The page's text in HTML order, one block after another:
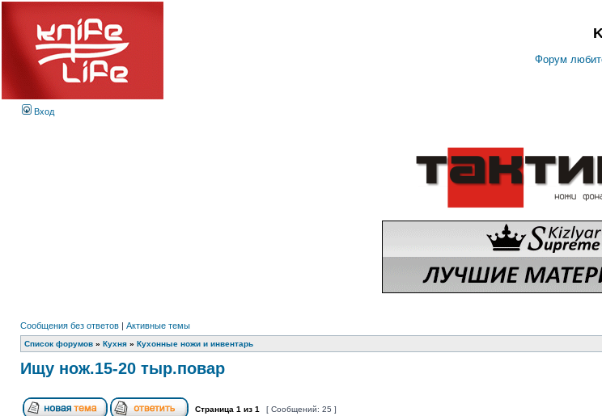
Форум
Вход
Сообщения без ответов | Активные темы
Список форумов » Кухня » Кухонные ножи и инвентарь
Ищу нож.15-20 тыр.повар
Страница 1 из 1 [ Сообщений: 25 ]